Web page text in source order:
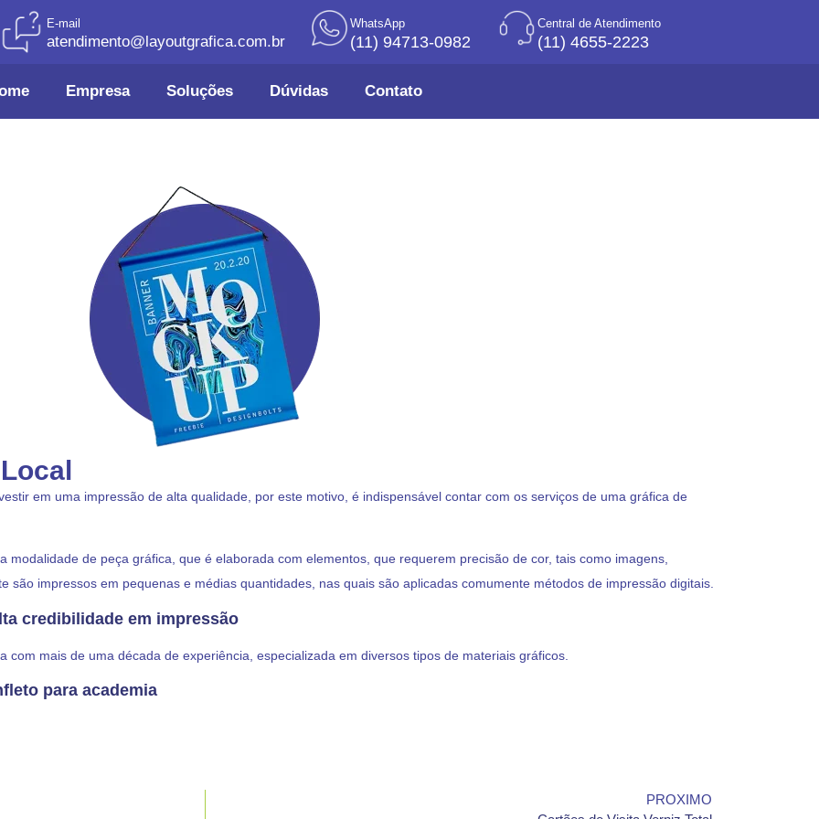
E-mail
atendimento@layoutgrafica.com.br
WhatsApp
(11) 94713-0982
Central de Atendimento
(11) 4655-2223
Empresa Soluções Dúvidas Contato
em uma impressão de alta qualidade, por este motivo, é indispensável contar com os serviços de uma gráfica de
modalidade de peça gráfica, que é elaborada com elementos, que requerem precisão de cor, tais como imagens,
são impressos em pequenas e médias quantidades, nas quais são aplicadas comumente métodos de impressão digitais.
credibilidade em impressão
com mais de uma década de experiência, especializada em diversos tipos de materiais gráficos.
para academia
PROXIMO